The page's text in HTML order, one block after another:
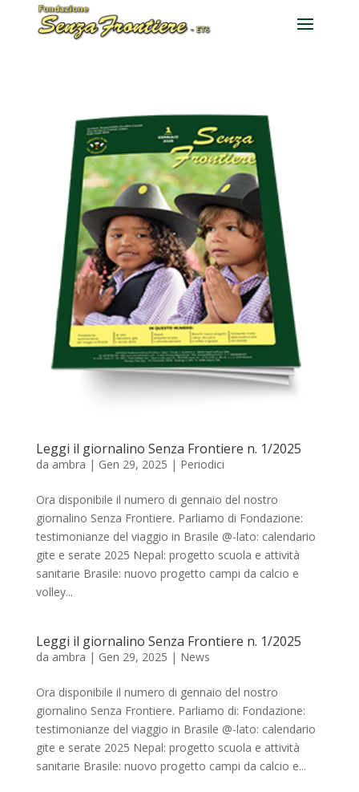
Leggi il giornalino Senza Frontiere n. 1/2025
da ambra | Gen 29, 2025 | Periodici
Ora disponibile il numero di gennaio del nostro
giornalino Senza Frontiere. Parliamo di Fondazione:
testimonianze del viaggio in Brasile @-lato: calendario
gite e serate 2025 Nepal: progetto scuola e attività
sanitarie Brasile: nuovo progetto campi da calcio e
volley...
Leggi il giornalino Senza Frontiere n. 1/2025
da ambra | Gen 29, 2025 | News
Ora disponibile il numero di gennaio del nostro
giornalino Senza Frontiere. Parliamo di: Fondazione:
testimonianze del viaggio in Brasile @-lato: calendario
gite e serate 2025 Nepal: progetto scuola e attività
sanitarie Brasile: nuovo progetto campi da calcio e...